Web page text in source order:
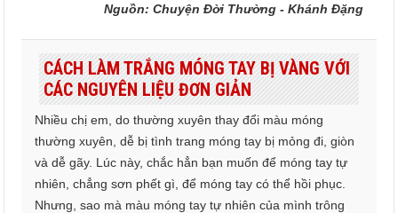
Nguồn: Chuyện Đời Thường - Khánh Đặng
CÁCH LÀM TRẮNG MÓNG TAY BỊ VÀNG VỚI
CÁC NGUYÊN LIỆU ĐƠN GIẢN
Nhiều chị em, do thường xuyên thay đổi màu móng
thường xuyên, dễ bị tình trang móng tay bị mỏng đi, giòn
và dễ gãy. Lúc này, chắc hẳn bạn muốn để móng tay tự
nhiên, chẳng sơn phết gì, để móng tay có thể hồi phục.
Nhưng, sao mà màu móng tay tự nhiên của mình trông